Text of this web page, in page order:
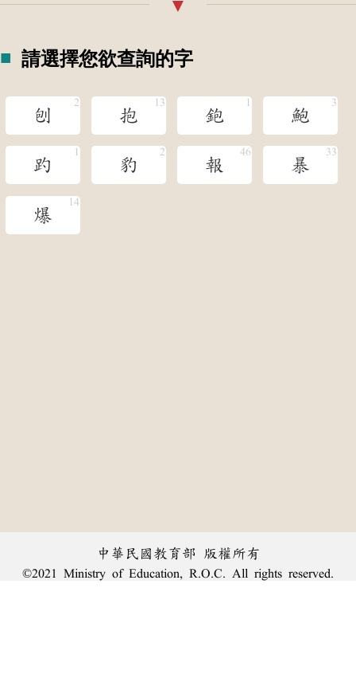
請選擇您欲查詢的字
刨 抱 鉋 鮑
趵 豹 報 暴
爆
中華民國教育部 版權所有
©2021 Ministry of Education, R.O.C. All rights reserved.